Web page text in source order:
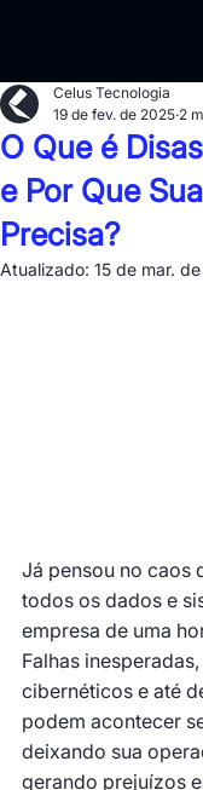
O Que é
e Por Que
Precisa?
Celus Tecnologia
19 de fev. de 2025 2
Atualizado: 15 de mar.
Já pensou no caos
todos os dados e
empresa de uma
Falhas
cibernéticos e até
podem acontecer
deixando sua
gerando prejuízos